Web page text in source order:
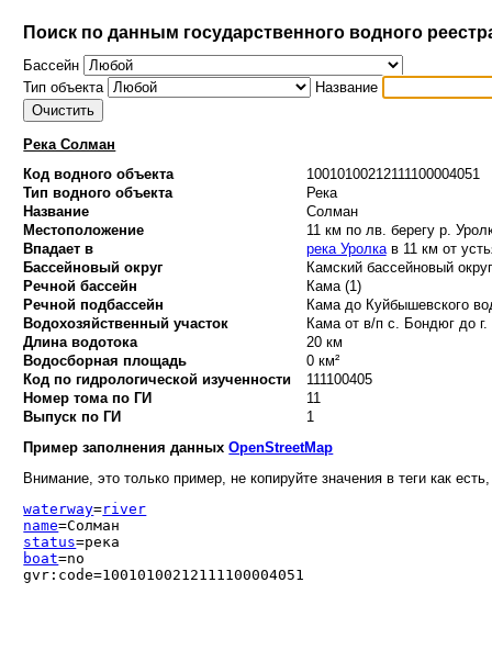
Поиск по данным государственного водного
Бассейн
Тип объекта
Название
Река Солман
Код водного объекта
10010100212111100004051
Тип водного объекта
Река
Название
Солман
Местоположение
11 км по лв. берегу р.
Впадает в
река Уролкав 11 км от
Бассейновый округ
Камский бассейновый
Речной бассейн
Кама (1)
Речной подбассейн
Кама до Куйбышевского
Водохозяйственный участок
Кама от в/п с. Бондюг до г.
Длина водотока
20 км
Водосборная площадь
0 км²
Код по гидрологической изученности
111100405
Номер тома по ГИ
11
Выпуск по ГИ
1
Пример заполнения данныхOpenStreetMap
Внимание, это только пример, не копируйте значения в теги как
waterway=river
name=Солман
status=река
boat=no
gvr:code=10010100212111100004051